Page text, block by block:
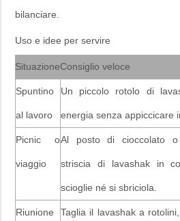
bilanciare.
Uso e idee per servire
SituazioneConsiglio veloce
Spuntino
al lavoro
Un piccolo rotolo di
energia senza appiccicare
Picnic o
viaggio
Al posto di cioccolato
striscia di lavashak in
scioglie né si sbriciola.
Riunione Taglia il lavashak a